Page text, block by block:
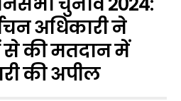
अधिकारी ने
की मतदान में
की अपील